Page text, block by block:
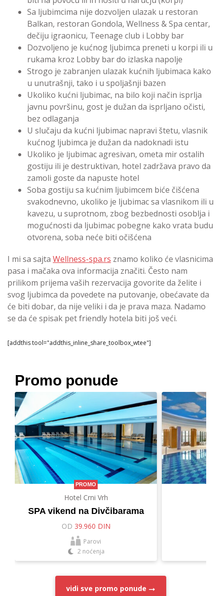
Sa ljubimcima nije dozvoljen ulazak u restoran
Balkan, restoran Gondola, Wellness & Spa centar,
dečiju igraonicu, Teenage club i Lobby bar
Dozvoljeno je kućnog ljubimca preneti u korpi ili u
rukama kroz Lobby bar do izlaska napolje
Strogo je zabranjen ulazak kućnih ljubimaca kako
u unutrašnji, tako i u spoljašnji bazen
Ukoliko kućni ljubimac, na bilo koji način isprlja
javnu površinu, gost je dužan da isprljano očisti,
bez odlaganja
U slučaju da kućni ljubimac napravi štetu, vlasnik
kućnog ljubimca je dužan da nadoknadi istu
Ukoliko je ljubimac agresivan, ometa mir ostalih
gostiju ili je destruktivan, hotel zadržava pravo da
zamoli goste da napuste hotel
Soba gostiju sa kućnim ljubimcem biće čišćena
svakodnevno, ukoliko je ljubimac sa vlasnikom ili u
kavezu, u suprotnom, zbog bezbednosti osoblja i
mogućnosti da ljubimac pobegne kako vrata budu
otvorena, soba neće biti očišćena
I mi sa sajta Wellness-spa.rs znamo koliko će vlasnicima
pasa i mačaka ova informacija značiti. Često nam
prilikom prijema vaših rezervacija govorite da želite i
svog ljubimca da povedete na putovanje, obećavate da
će biti dobar, da nije veliki i da je prava maza. Nadamo
se da će spisak pet friendly hotela biti još veći.
[addthis tool="addthis_inline_share_toolbox_wtee"]
Promo ponude
PROMO
Hotel Crni Vrh
SPA vikend na Divčibarama
OD 39.960 DIN
Parovi
2 noćenja
vidi sve promo ponude